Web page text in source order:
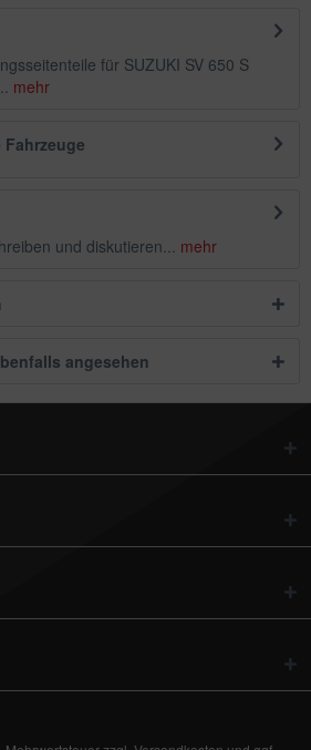
für SUZUKI SV 650 S
mehr
und diskutieren... mehr
angesehen